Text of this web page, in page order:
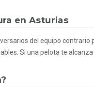
en Asturias
del equipo
Si una pelota te alcanza